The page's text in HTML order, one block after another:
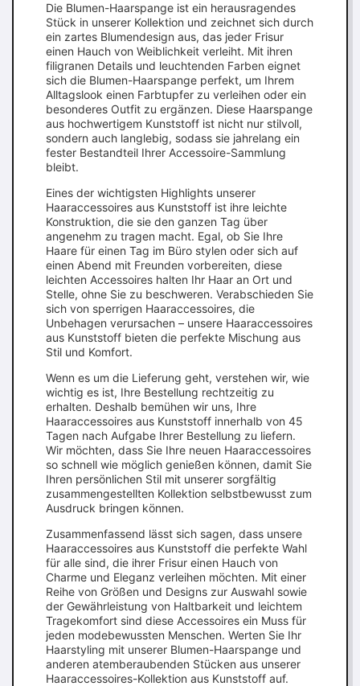
Die Blumen-Haarspange ist ein herausragendes
Stück in unserer Kollektion und zeichnet sich durch
ein zartes Blumendesign aus, das jeder Frisur
einen Hauch von Weiblichkeit verleiht. Mit ihren
filigranen Details und leuchtenden Farben eignet
sich die Blumen-Haarspange perfekt, um Ihrem
Alltagslook einen Farbtupfer zu verleihen oder ein
besonderes Outfit zu ergänzen. Diese Haarspange
aus hochwertigem Kunststoff ist nicht nur stilvoll,
sondern auch langlebig, sodass sie jahrelang ein
fester Bestandteil Ihrer Accessoire-Sammlung
bleibt.
Eines der wichtigsten Highlights unserer
Haaraccessoires aus Kunststoff ist ihre leichte
Konstruktion, die sie den ganzen Tag über
angenehm zu tragen macht. Egal, ob Sie Ihre
Haare für einen Tag im Büro stylen oder sich auf
einen Abend mit Freunden vorbereiten, diese
leichten Accessoires halten Ihr Haar an Ort und
Stelle, ohne Sie zu beschweren. Verabschieden Sie
sich von sperrigen Haaraccessoires, die
Unbehagen verursachen – unsere Haaraccessoires
aus Kunststoff bieten die perfekte Mischung aus
Stil und Komfort.
Wenn es um die Lieferung geht, verstehen wir, wie
wichtig es ist, Ihre Bestellung rechtzeitig zu
erhalten. Deshalb bemühen wir uns, Ihre
Haaraccessoires aus Kunststoff innerhalb von 45
Tagen nach Aufgabe Ihrer Bestellung zu liefern.
Wir möchten, dass Sie Ihre neuen Haaraccessoires
so schnell wie möglich genießen können, damit Sie
Ihren persönlichen Stil mit unserer sorgfältig
zusammengestellten Kollektion selbstbewusst zum
Ausdruck bringen können.
Zusammenfassend lässt sich sagen, dass unsere
Haaraccessoires aus Kunststoff die perfekte Wahl
für alle sind, die ihrer Frisur einen Hauch von
Charme und Eleganz verleihen möchten. Mit einer
Reihe von Größen und Designs zur Auswahl sowie
der Gewährleistung von Haltbarkeit und leichtem
Tragekomfort sind diese Accessoires ein Muss für
jeden modebewussten Menschen. Werten Sie Ihr
Haarstyling mit unserer Blumen-Haarspange und
anderen atemberaubenden Stücken aus unserer
Haaraccessoires-Kollektion aus Kunststoff auf.